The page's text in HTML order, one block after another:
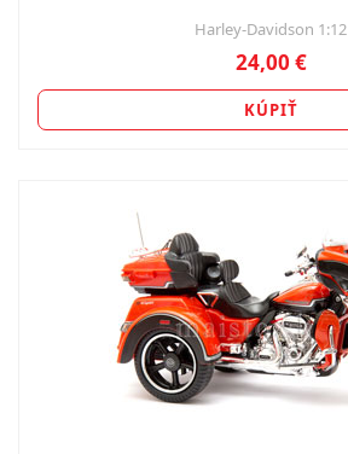
Harley-Davidson 1:12
24,00 €
KÚPIŤ